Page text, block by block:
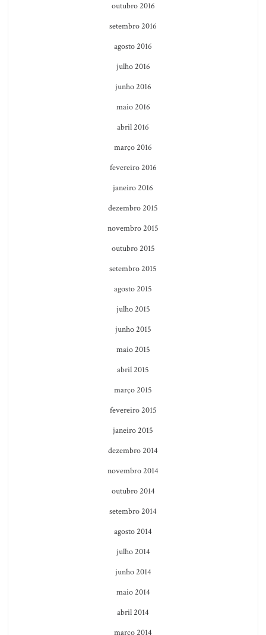
outubro 2016
setembro 2016
agosto 2016
julho 2016
junho 2016
maio 2016
abril 2016
março 2016
fevereiro 2016
janeiro 2016
dezembro 2015
novembro 2015
outubro 2015
setembro 2015
agosto 2015
julho 2015
junho 2015
maio 2015
abril 2015
março 2015
fevereiro 2015
janeiro 2015
dezembro 2014
novembro 2014
outubro 2014
setembro 2014
agosto 2014
julho 2014
junho 2014
maio 2014
abril 2014
março 2014